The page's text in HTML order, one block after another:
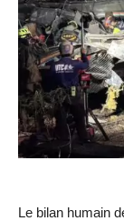
Le bilan humain